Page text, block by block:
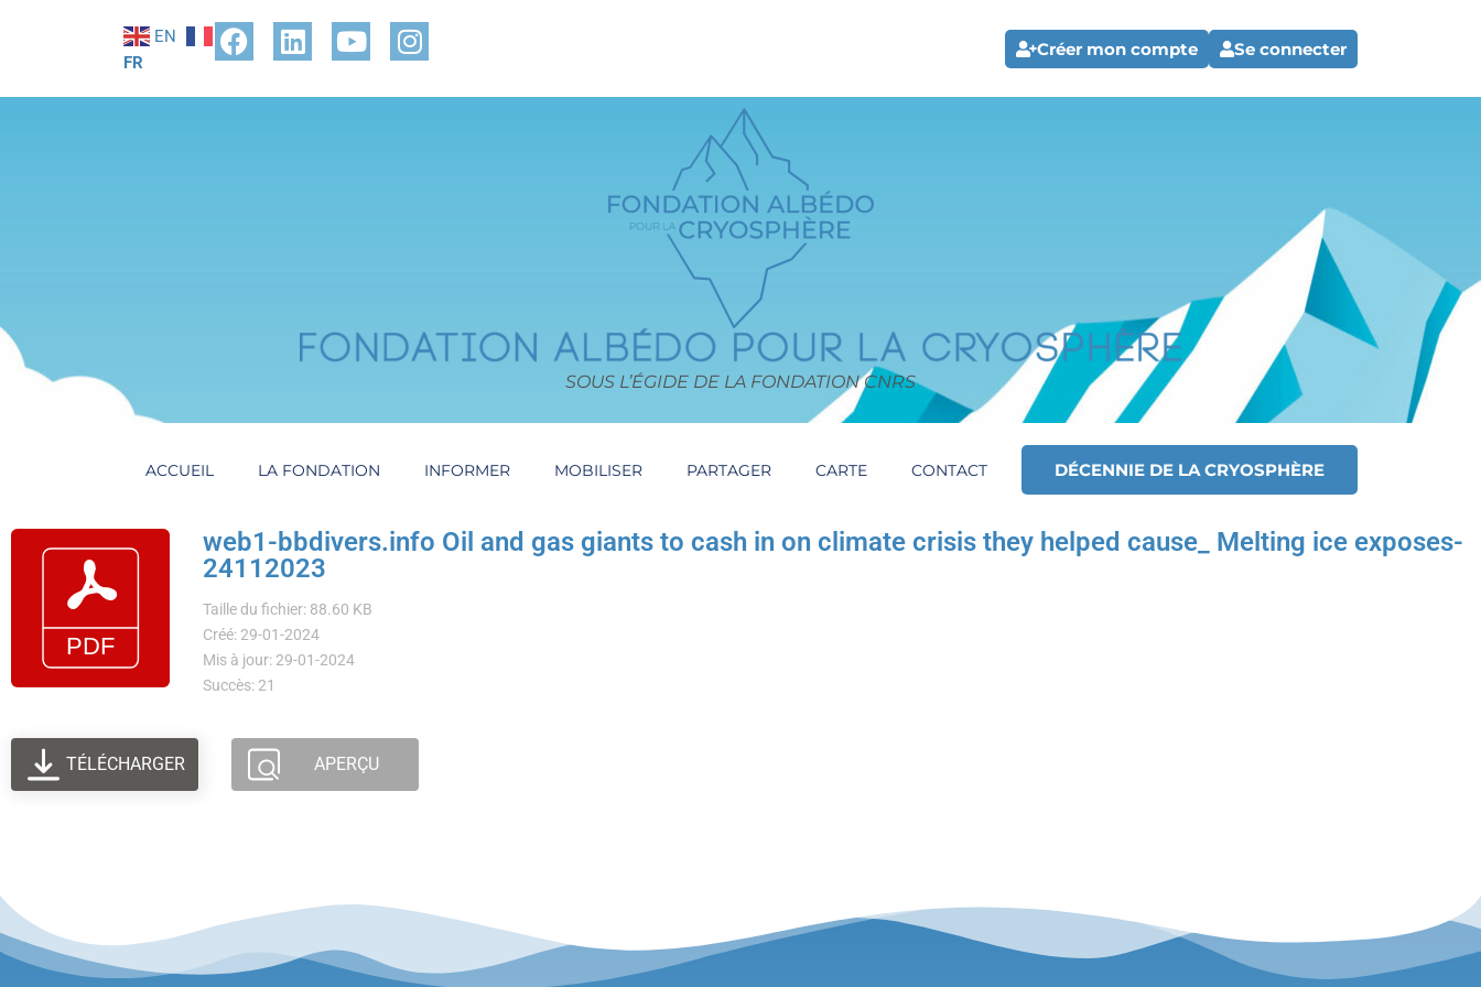
EN
FR
Créer mon compte Se connecter
SOUS L’ÉGIDE DE LA FONDATION CNRS
ACCUEIL LA FONDATION INFORMER MOBILISER PARTAGER CARTE CONTACT DÉCENNIE DE LA CRYOSPHÈRE
web1-bbdivers.info Oil and gas giants to cash in on climate crisis they helped cause_ Melting ice exposes-
24112023
Taille du fichier: 88.60 KB
Créé: 29-01-2024
Mis à jour: 29-01-2024
Succès: 21
TÉLÉCHARGER APERÇU